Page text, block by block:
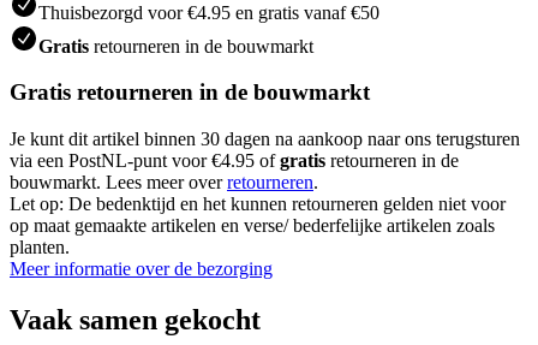
Thuisbezorgd voor €4.95 en gratis vanaf €50
Gratis retourneren in de bouwmarkt
Gratis retourneren in de bouwmarkt
Je kunt dit artikel binnen 30 dagen na aankoop naar ons terugsturen
via een PostNL-punt voor €4.95 ofgratis retourneren in de
bouwmarkt. Lees meer overretourneren.
Let op: De bedenktijd en het kunnen retourneren gelden niet voor
op maat gemaakte artikelen en verse/ bederfelijke artikelen zoals
planten.
Meer informatie over de bezorging
Vaak samen gekocht